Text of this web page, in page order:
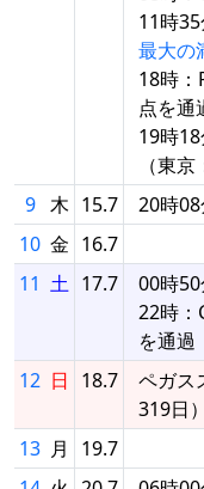
11時
最大の
18時
点を通
19時
（東
9 木 15.7
20時
10 金 16.7
11 土 17.7
00時
22時：
を通過
12 日 18.7
ペガス
319日）
13 月
19.7